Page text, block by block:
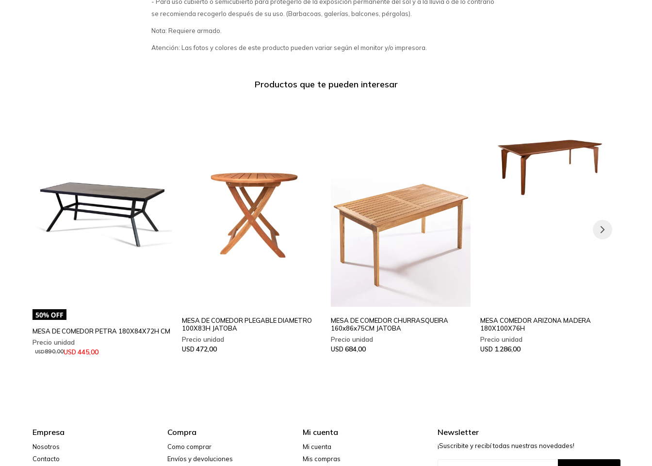
se recomienda recogerlo después de su uso. (Barbacoas, galerías, balcones, pérgolas).
Nota: Requiere armado.
Atención: Las fotos y colores de este producto pueden variar según el monitor y/o impresora.
Productos que te pueden interesar
MESA DE COMEDOR PETRA 180X84X72H CM
USD 445,00
USD890,00
MESA DE COMEDOR PLEGABLE DIAMETRO
100X83H JATOBA
USD 472,00
MESA DE COMEDOR CHURRASQUEIRA
160x86x75CM JATOBA
USD 684,00
MESA COMEDOR ARIZONA MADERA
180X100X76H
USD 1.286,00
Empresa
Nosotros
Contacto
Compra
Como comprar
Envíos y devoluciones
Mi cuenta
Mi cuenta
Mis compras
Newsletter
¡Suscribite y recibí todas nuestras novedades!